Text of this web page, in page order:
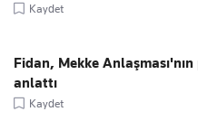
Kaydet
Fidan, Mekke Anlaşması'nın
anlattı
Kaydet